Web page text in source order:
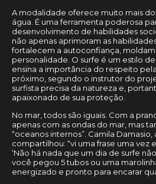
A modalidade oferece muito mais
água. É uma ferramenta poderosa
desenvolvimento de habilidades
não apenas aprimoram as
fortalecem a autoconfiança,
personalidade. O surfe é um estilo
ensina a importância do respeito
próximo, segundo o instrutor do
surfista precisa da natureza e,
apaixonado de sua proteção.
No mar, todos são iguais. Com a
apenas com as ondas do mar, mas
“oceanos internos”. Camila Damasio,
compartilhou: “vi uma frase uma vez
‘Não há nada que um dia de surfe
você pegou 5 tubos ou uma
energizado e pronto para encarar